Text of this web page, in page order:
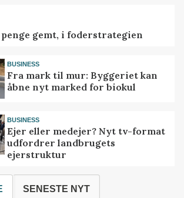
gemt, i foderstrategien
BUSINESS
Fra mark til mur: Byggeriet kan
åbne nyt marked for biokul
BUSINESS
Ejer eller medejer? Nyt tv-format
udfordrer landbrugets
ejerstruktur
SENESTE NYT